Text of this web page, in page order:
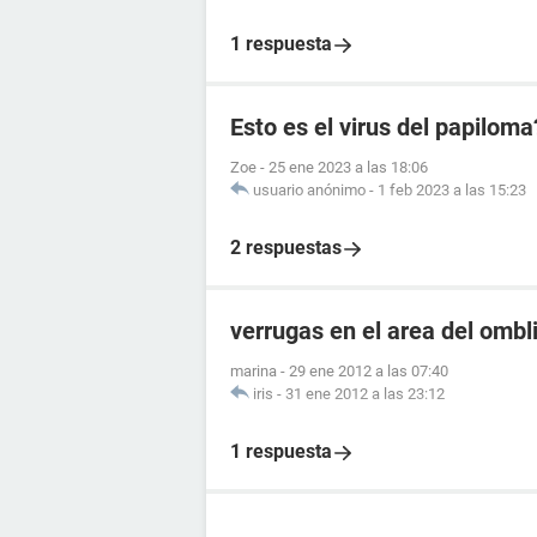
1 respuesta
Esto es el virus del
Zoe - 25 ene 2023 a las 18:06
usuario anónimo - 1 feb 2023 a las 15:23
2 respuestas
verrugas en el area del
marina - 29 ene 2012 a las 07:40
iris - 31 ene 2012 a las 23:12
1 respuesta